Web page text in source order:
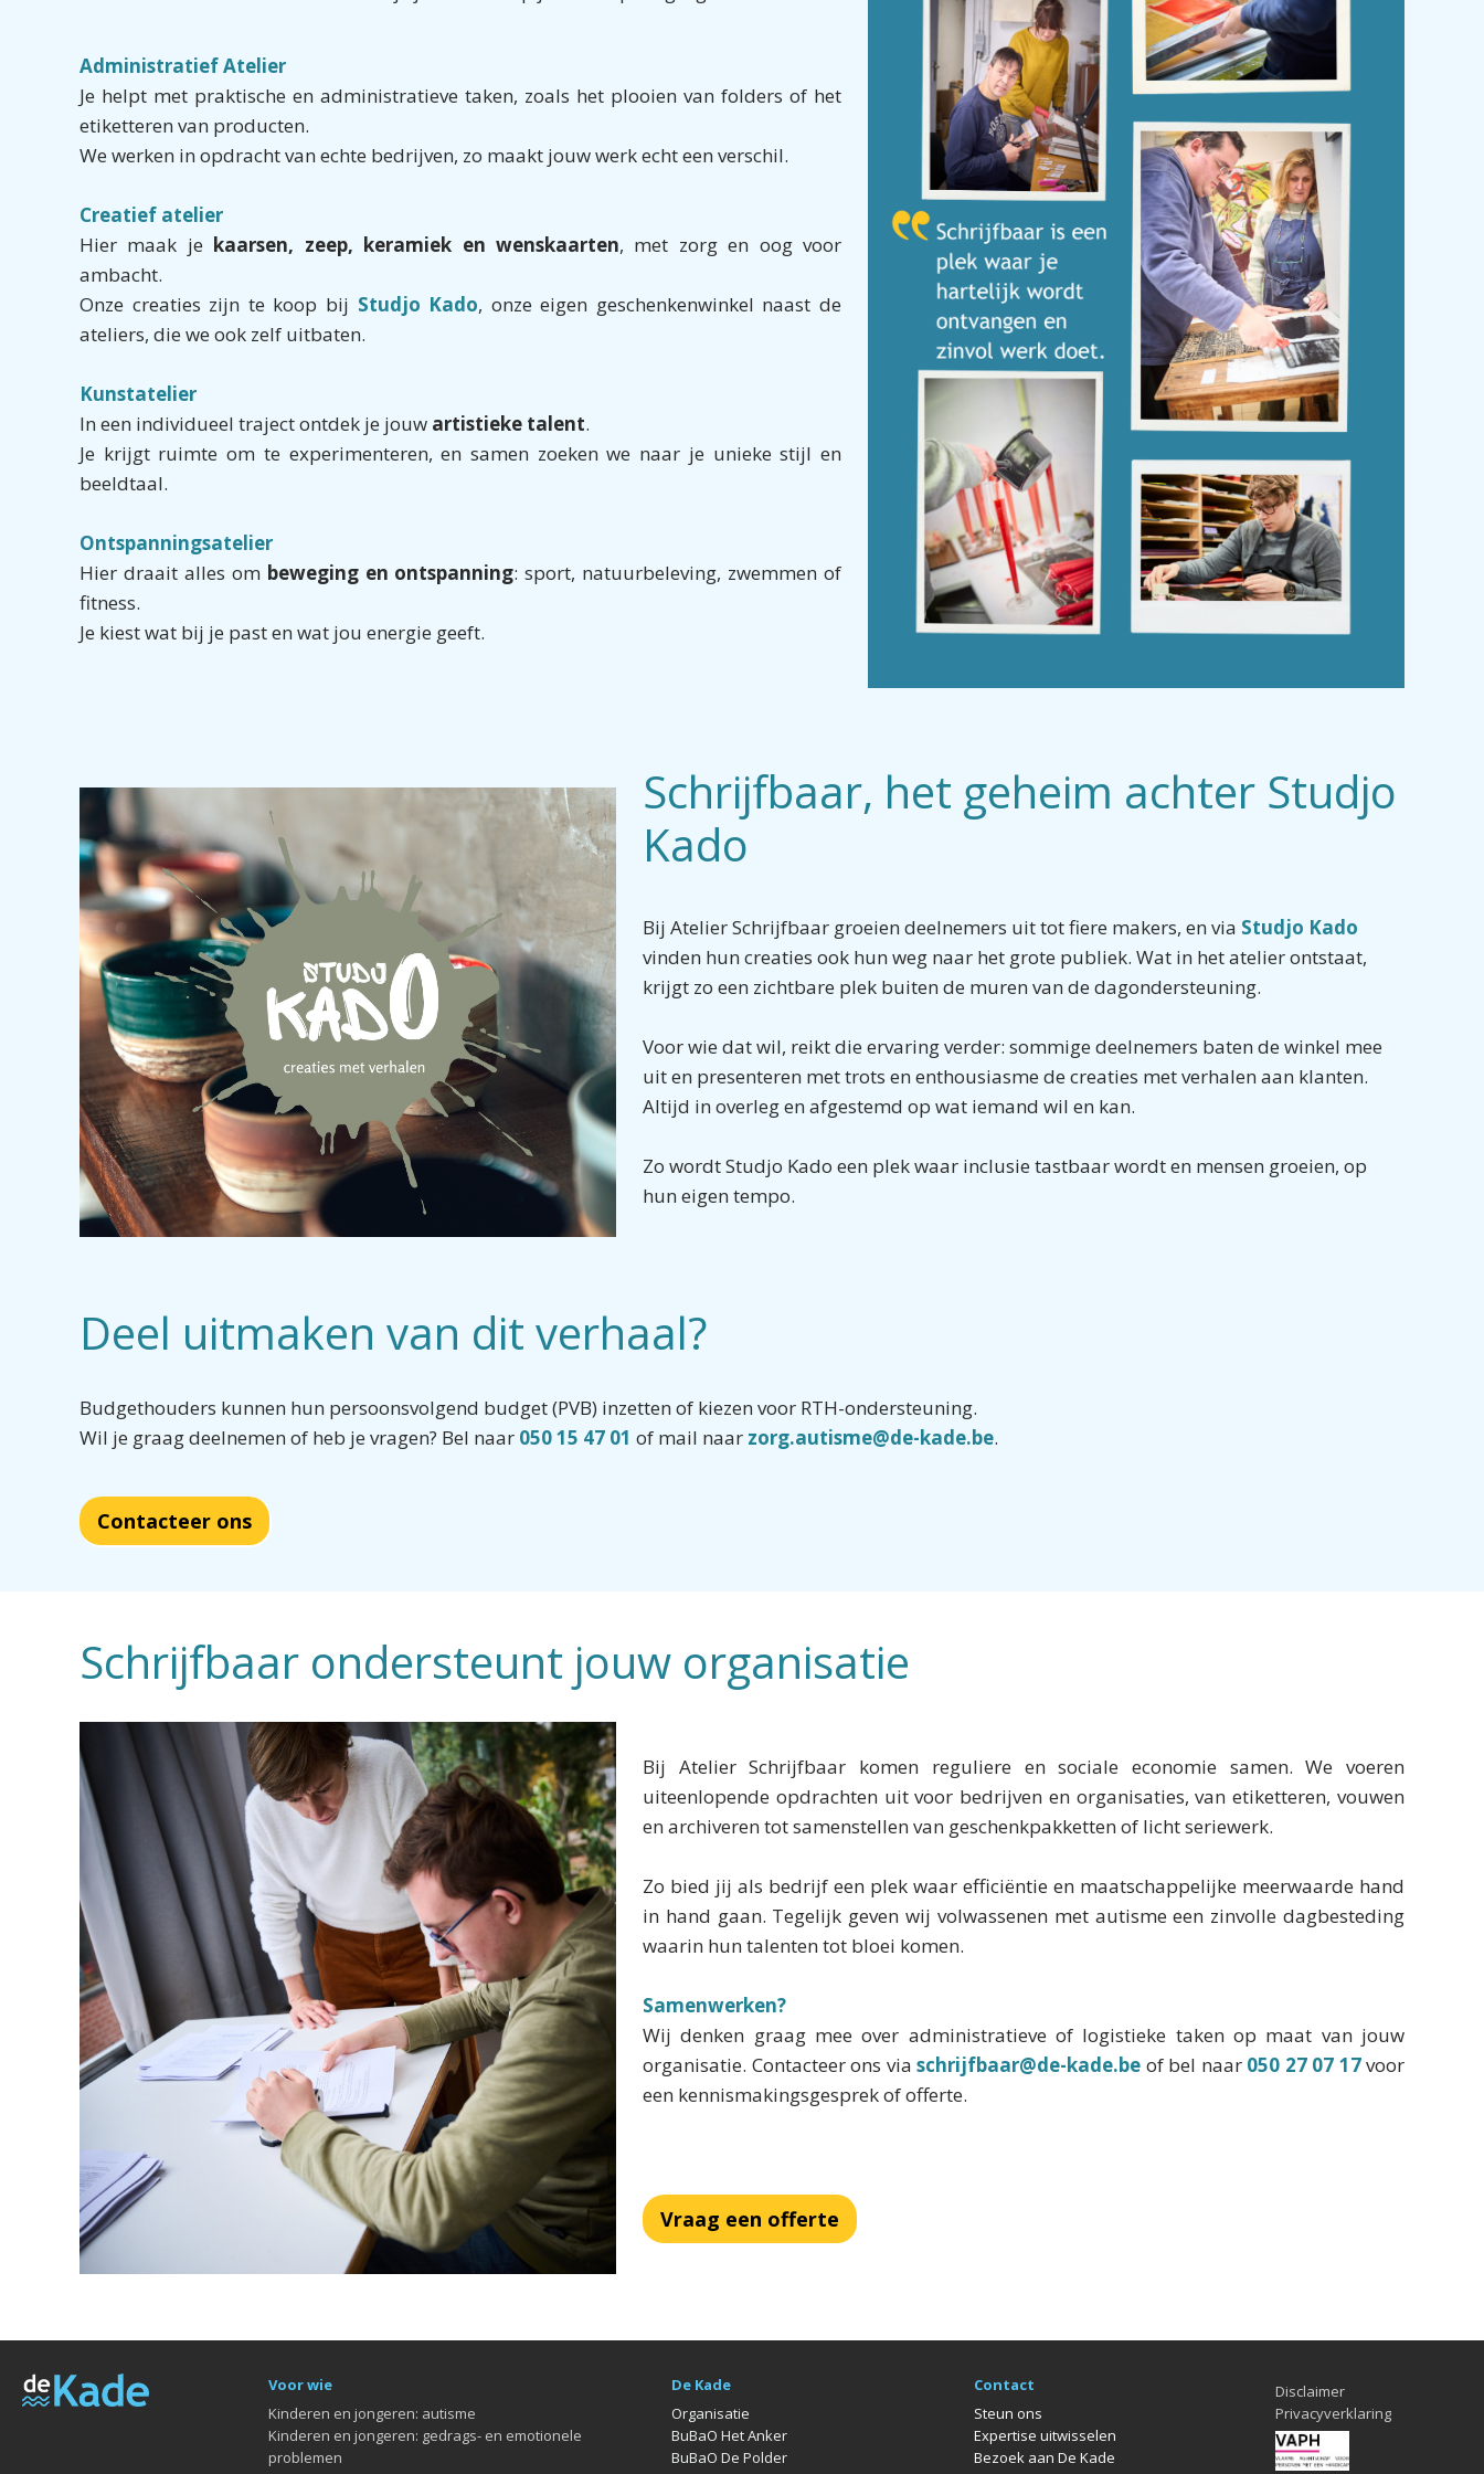
Administratief Atelier
Je helpt met praktische en administratieve taken, zoals het plooien van folders of het
etiketteren van producten.
We werken in opdracht van echte bedrijven, zo maakt jouw werk echt een verschil.
Creatief atelier
Hier maak je kaarsen, zeep, keramiek en wenskaarten, met zorg en oog voor
ambacht.
Onze creaties zijn te koop bij Studjo Kado, onze eigen geschenkenwinkel naast de
ateliers, die we ook zelf uitbaten.
Kunstatelier
In een individueel traject ontdek je jouw artistieke talent.
Je krijgt ruimte om te experimenteren, en samen zoeken we naar je unieke stijl en
beeldtaal.
Ontspanningsatelier
Hier draait alles om beweging en ontspanning: sport, natuurbeleving, zwemmen of
fitness.
Je kiest wat bij je past en wat jou energie geeft.
Schrijfbaar, het geheim achter Studjo
Kado
Bij Atelier Schrijfbaar groeien deelnemers uit tot fiere makers, en via Studjo Kado
vinden hun creaties ook hun weg naar het grote publiek. Wat in het atelier ontstaat,
krijgt zo een zichtbare plek buiten de muren van de dagondersteuning.
Voor wie dat wil, reikt die ervaring verder: sommige deelnemers baten de winkel mee
uit en presenteren met trots en enthousiasme de creaties met verhalen aan klanten.
Altijd in overleg en afgestemd op wat iemand wil en kan.
Zo wordt Studjo Kado een plek waar inclusie tastbaar wordt en mensen groeien, op
hun eigen tempo.
Deel uitmaken van dit verhaal?
Budgethouders kunnen hun persoonsvolgend budget (PVB) inzetten of kiezen voor RTH-ondersteuning.
Wil je graag deelnemen of heb je vragen? Bel naar 050 15 47 01 of mail naar zorg.autisme@de-kade.be.
Contacteer ons
Schrijfbaar ondersteunt jouw organisatie
Bij Atelier Schrijfbaar komen reguliere en sociale economie samen. We voeren
uiteenlopende opdrachten uit voor bedrijven en organisaties, van etiketteren, vouwen
en archiveren tot samenstellen van geschenkpakketten of licht seriewerk.
Zo bied jij als bedrijf een plek waar efficiëntie en maatschappelijke meerwaarde hand
in hand gaan. Tegelijk geven wij volwassenen met autisme een zinvolle dagbesteding
waarin hun talenten tot bloei komen.
Samenwerken?
Wij denken graag mee over administratieve of logistieke taken op maat van jouw
organisatie. Contacteer ons via schrijfbaar@de-kade.be of bel naar 050 27 07 17voor
een kennismakingsgesprek of offerte.
Vraag een offerte
Voor wie
Kinderen en jongeren: autisme
Kinderen en jongeren: gedrags- en emotionele
problemen
De Kade
Organisatie
BuBaO Het Anker
BuBaO De Polder
Contact
Steun ons
Expertise uitwisselen
Bezoek aan De Kade
Disclaimer
Privacyverklaring